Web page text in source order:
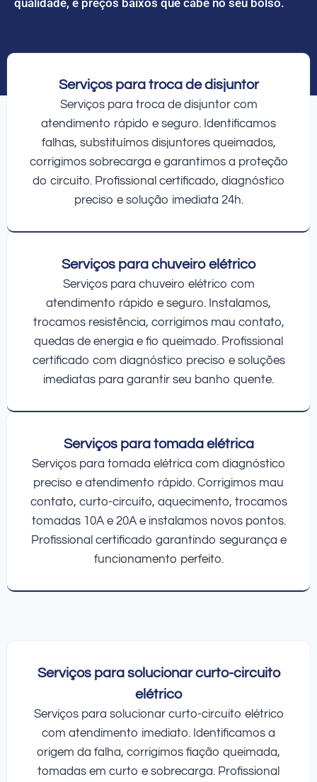
Serviços para troca de disjuntor
Serviços para troca de disjuntor com
atendimento rápido e seguro. Identificamos
falhas, substituímos disjuntores queimados,
corrigimos sobrecarga e garantimos a proteção
do circuito. Profissional certificado, diagnóstico
preciso e solução imediata 24h.
Serviços para chuveiro elétrico
Serviços para chuveiro elétrico com
atendimento rápido e seguro. Instalamos,
trocamos resistência, corrigimos mau contato,
quedas de energia e fio queimado. Profissional
certificado com diagnóstico preciso e soluções
imediatas para garantir seu banho quente.
Serviços para tomada elétrica
Serviços para tomada elétrica com diagnóstico
preciso e atendimento rápido. Corrigimos mau
contato, curto-circuito, aquecimento, trocamos
tomadas 10A e 20A e instalamos novos pontos.
Profissional certificado garantindo segurança e
funcionamento perfeito.
Serviços para solucionar curto-circuito
elétrico
Serviços para solucionar curto-circuito elétrico
com atendimento imediato. Identificamos a
origem da falha, corrigimos fiação queimada,
tomadas em curto e sobrecarga. Profissional